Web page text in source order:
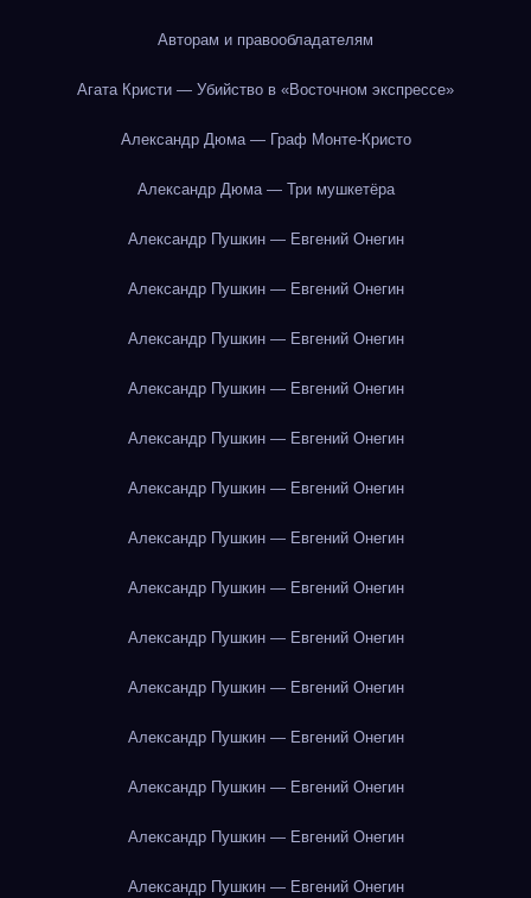
Авторам и правообладателям
Агата Кристи — Убийство в «Восточном экспрессе»
Александр Дюма — Граф Монте-Кристо
Александр Дюма — Три мушкетёра
Александр Пушкин — Евгений Онегин
Александр Пушкин — Евгений Онегин
Александр Пушкин — Евгений Онегин
Александр Пушкин — Евгений Онегин
Александр Пушкин — Евгений Онегин
Александр Пушкин — Евгений Онегин
Александр Пушкин — Евгений Онегин
Александр Пушкин — Евгений Онегин
Александр Пушкин — Евгений Онегин
Александр Пушкин — Евгений Онегин
Александр Пушкин — Евгений Онегин
Александр Пушкин — Евгений Онегин
Александр Пушкин — Евгений Онегин
Александр Пушкин — Евгений Онегин